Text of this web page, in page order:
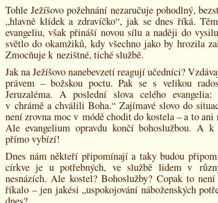
Tohle Ježíšovo požehnání nezaručuje pohodlný,
„hlavně klídek a zdravíčko“, jak se dnes říká.
evangeliu, však přináší novou sílu a naději do
světlo do okamžiků, kdy všechno jako by hrozila
Zmocňuje k nezištné, tiché službě.
Jak na Ježíšovo nanebevzetí reagují učedníci?
právem – božskou poctu. Pak se s velikou
Jeruzaléma. A poslední slova celého
v chrámě a chválili Boha.“ Zajímavé slovo do
není zrovna moc v módě chodit do kostela – a to ani
Ale evangelium opravdu končí bohoslužbou. A k
přímo vybízí!
Dnes nám někteří připomínají a taky budou
církve je u potřebných, ve službě lidem v
nesnázích. Ale kostel? Bohoslužby? Copak to
říkalo – jen jakési „uspokojování náboženských